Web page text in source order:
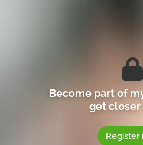
Become part of
get closer
Register